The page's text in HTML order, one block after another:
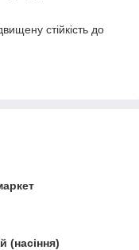
стійкість до
(насіння)